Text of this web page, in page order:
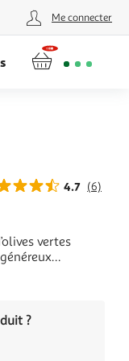
Me connecter
4.7 (6)
vertes
ou le thym.
ajouté Sans
?